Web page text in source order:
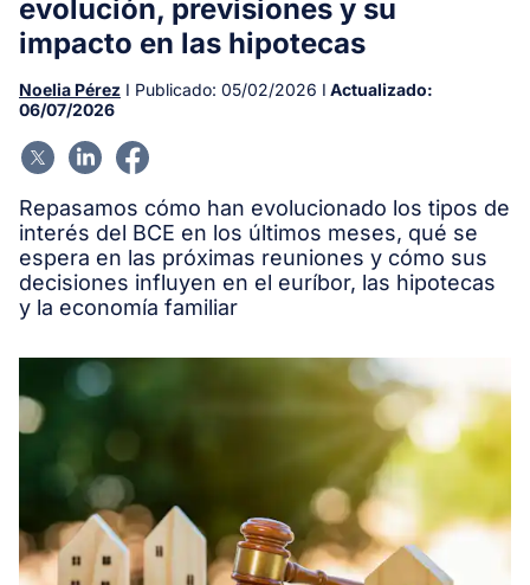
evolución, previsiones y su
impacto en las hipotecas
Noelia Pérez I Publicado: 05/02/2026 I Actualizado:
06/07/2026
Repasamos cómo han evolucionado los tipos de
interés del BCE en los últimos meses, qué se
espera en las próximas reuniones y cómo sus
decisiones influyen en el euríbor, las hipotecas
y la economía familiar